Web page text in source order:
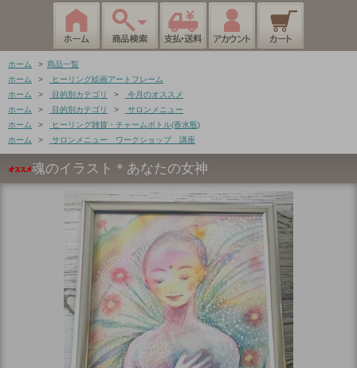
ホーム > 商品一覧
ホーム
>
ヒーリング絵画アートフレーム
ホーム
> 目的別カテゴリ >
今月のオススメ
ホーム
> 目的別カテゴリ >
サロンメニュー
ホーム
>
ヒーリング雑貨・チャームボトル(香水瓶)
ホーム
> サロンメニュー ワークショップ 講座
魂のイラスト＊あなたの女神